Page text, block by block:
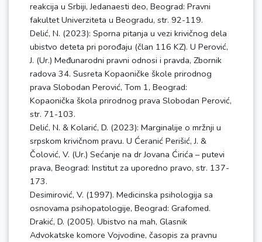
reakcija u Srbiji, Jedanaesti deo, Beograd: Pravni
fakultet Univerziteta u Beogradu, str. 92-119.
Delić, N. (2023): Sporna pitanja u vezi krivičnog dela
ubistvo deteta pri porođaju (član 116 KZ). U Perović,
J. (Ur.) Međunarodni pravni odnosi i pravda, Zbornik
radova 34. Susreta Kopaoničke škole prirodnog
prava Slobodan Perović, Tom 1, Beograd:
Kopaonička škola prirodnog prava Slobodan Perović,
str. 71-103.
Delić, N. & Kolarić, D. (2023): Marginalije o mržnji u
srpskom krivičnom pravu. U Ćeranić Perišić, J. &
Čolović, V. (Ur.) Sećanje na dr Jovana Ćirića – putevi
prava, Beograd: Institut za uporedno pravo, str. 137-
173.
Desimirović, V. (1997). Medicinska psihologija sa
osnovama psihopatologije, Beograd: Grafomed.
Drakić, D. (2005). Ubistvo na mah, Glasnik
Advokatske komore Vojvodine, časopis za pravnu